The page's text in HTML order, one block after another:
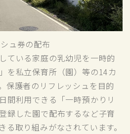
ュ券の配布
ている家庭の乳幼児を一時的
を私立保育所（園）等の14カ
保護者のリフレッシュを目的
間利用できる「一時預かりリ
録した園で配布するなど子育
る取り組みがなされています。